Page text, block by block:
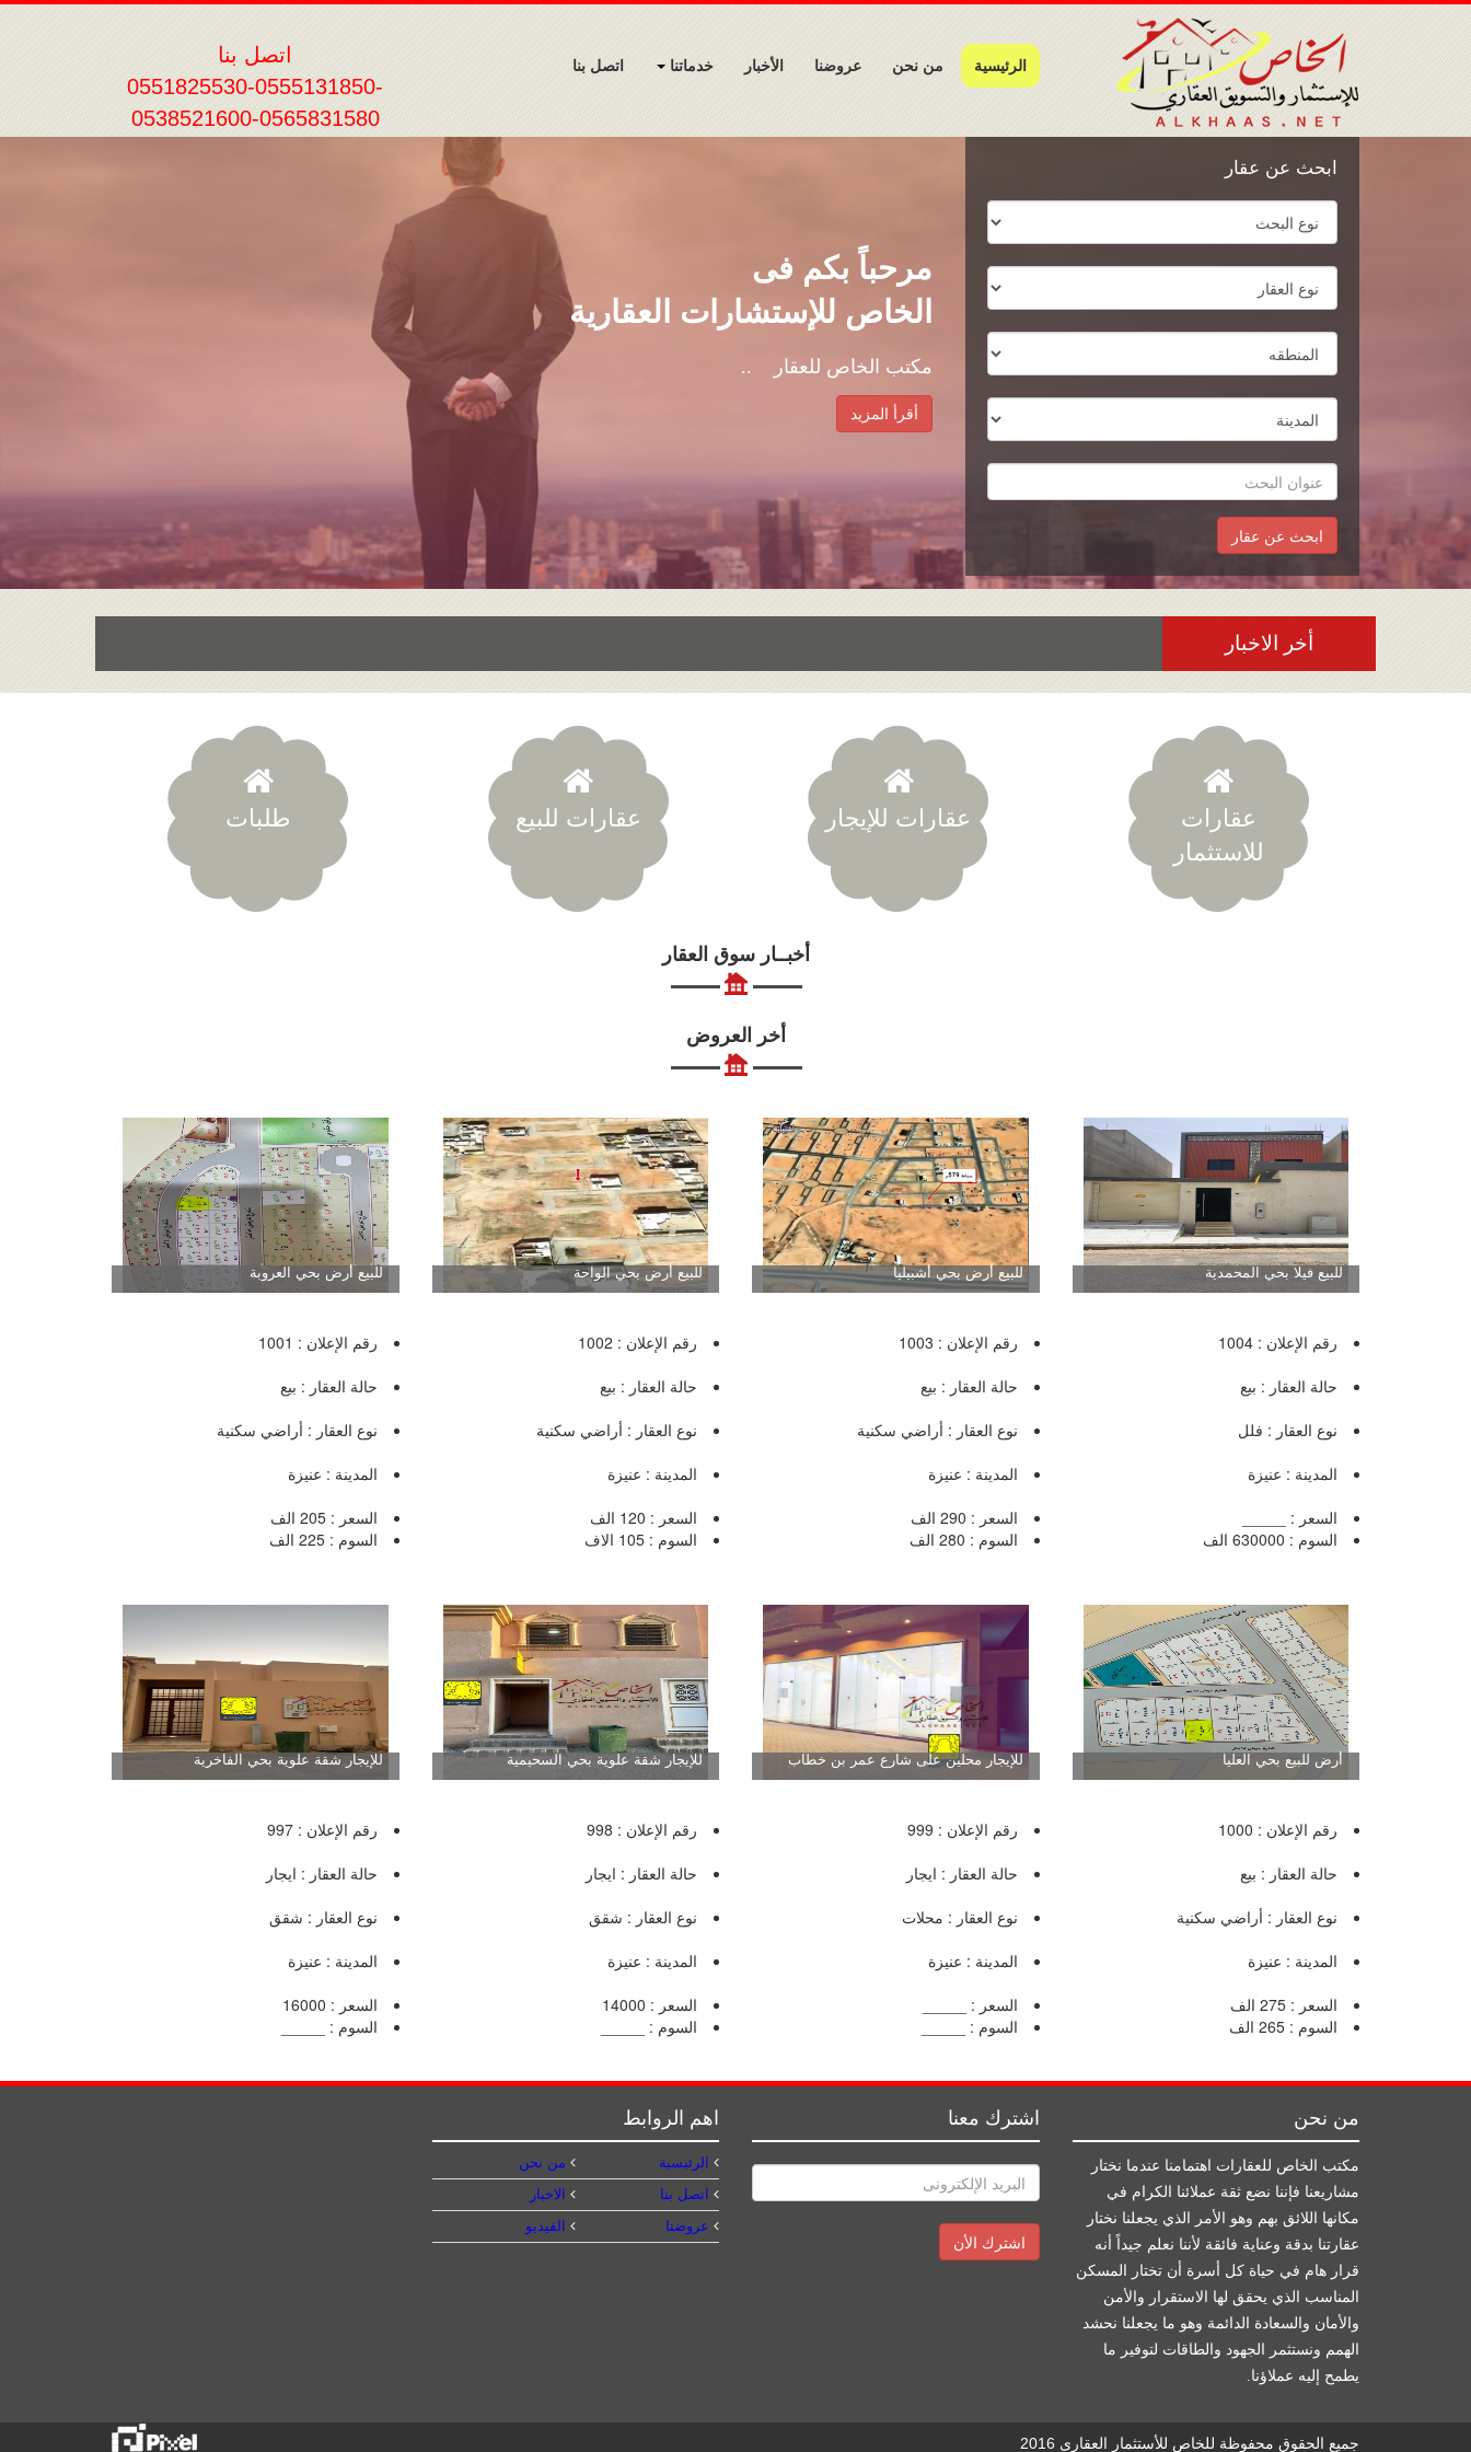
الرئيسية من نحن عروضنا الأخبار خدماتنا اتصل بنا
اتصل بنا
0551825530-0555131850-
0538521600-0565831580
ابحث عن عقار
مرحباً بكم فى
الخاص للإستشارات العقارية
مكتب الخاص للعقار ..
أقرأ المزيد
أخر الاخبار
طلبات عقارات للبيع عقارات للإيجار
عقارات
للاستثمار
أخبــار سوق العقار
أخر العروض
للبيع فيلا بحي المحمدية
رقم الإعلان : 1004
حالة العقار : بيع
نوع العقار : فلل
المدينة : عنيزة
السعر : _____
السوم : 630000 الف
للبيع أرض بحي أشبيليا
رقم الإعلان : 1003
حالة العقار : بيع
نوع العقار : أراضي سكنية
المدينة : عنيزة
السعر : 290 الف
السوم : 280 الف
للبيع أرض بحي الواحة
رقم الإعلان : 1002
حالة العقار : بيع
نوع العقار : أراضي سكنية
المدينة : عنيزة
السعر : 120 الف
السوم : 105 الاف
للبيع أرض بحي العروبة
رقم الإعلان : 1001
حالة العقار : بيع
نوع العقار : أراضي سكنية
المدينة : عنيزة
السعر : 205 الف
السوم : 225 الف
أرض للبيع بحي العليا
رقم الإعلان : 1000
حالة العقار : بيع
نوع العقار : أراضي سكنية
المدينة : عنيزة
السعر : 275 الف
السوم : 265 الف
للإيجار محلين على شارع عمر بن خطاب
رقم الإعلان : 999
حالة العقار : ايجار
نوع العقار : محلات
المدينة : عنيزة
السعر : _____
السوم : _____
للإيجار شقة علوية بحي السحيمية
رقم الإعلان : 998
حالة العقار : ايجار
نوع العقار : شقق
المدينة : عنيزة
السعر : 14000
السوم : _____
للإيجار شقة علوية بحي الفاخرية
رقم الإعلان : 997
حالة العقار : ايجار
نوع العقار : شقق
المدينة : عنيزة
السعر : 16000
السوم : _____
اهم الروابط
الرئيسية
من نحن
اتصل بنا
الاخبار
عروضنا
الفيديو
اشترك معنا من نحن
مكتب الخاص للعقارات اهتمامنا عندما نختار
مشاريعنا فإننا نضع ثقة عملائنا الكرام في
مكانها اللائق بهم وهو الأمر الذي يجعلنا نختار
عقارتنا بدقة وعناية فائقة لأننا نعلم جيداً أنه
قرار هام في حياة كل أسرة أن تختار المسكن
المناسب الذي يحقق لها الاستقرار والأمن
والأمان والسعادة الدائمة وهو ما يجعلنا نحشد
الهمم ونستثمر الجهود والطاقات لتوفير ما
يطمح إليه عملاؤنا.
جميع الحقوق محفوظة للخاص للأستثمار العقارى 2016